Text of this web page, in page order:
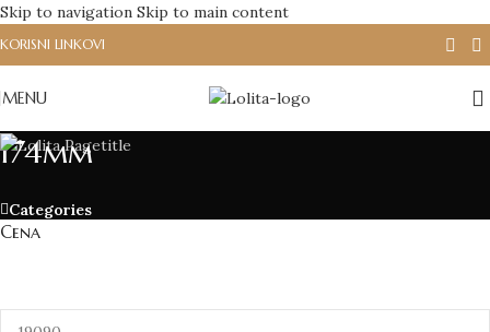
Skip to navigation Skip to main content
KORISNI LINKOVI
MENU
174mm
Categories
Cena